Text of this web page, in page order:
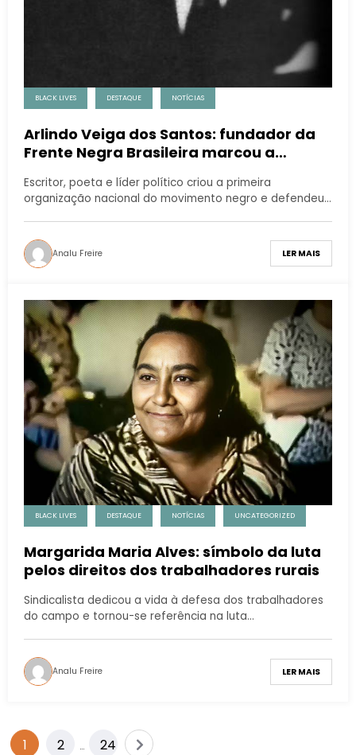
BLACK LIVES DESTAQUE NOTÍCIAS
Arlindo Veiga dos Santos: fundador da
Frente Negra Brasileira marcou a
Escritor, poeta e líder político criou a primeira
organização nacional do movimento negro e defendeu…
Analu Freire LER MAIS
BLACK LIVES DESTAQUE NOTÍCIAS UNCATEGORIZED
Margarida Maria Alves: símbolo da luta
pelos direitos dos trabalhadores rurais
Sindicalista dedicou a vida à defesa dos trabalhadores
do campo e tornou-se referência na luta…
Analu Freire LER MAIS
1 2 … 24